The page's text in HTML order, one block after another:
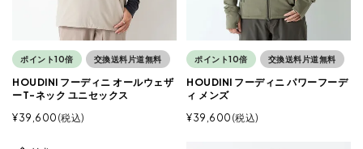
ポイント10倍 交換送料片道無料
HOUDINI フーディニ オールウェザ
ーT-ネック ユニセックス
¥39,600 税込
ポイント10倍 交換送料片道無料
HOUDINI フーディニ パワーフーデ
ィ メンズ
¥39,600 税込